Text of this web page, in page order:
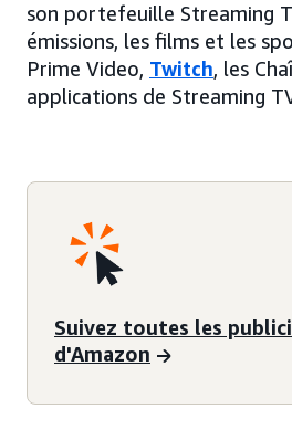
son portefeuille Streaming
émissions, les films et les
Prime Video, Twitch, les
applications de Streaming
Suivez toutes les
d'Amazon